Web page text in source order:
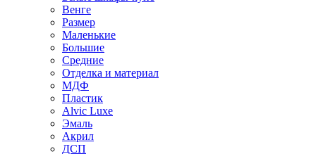
Венге
Размер
Маленькие
Большие
Средние
Отделка и материал
МДФ
Пластик
Alvic Luxe
Эмаль
Акрил
ДСП